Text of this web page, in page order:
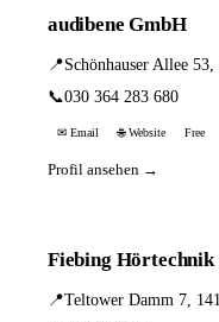
audibene GmbH
📍Schönhauser Allee
📞030 364 283 680
✉ Email 🌐 Website Free
Profil ansehen →
Fiebing Hörtechnik
📍Teltower Damm 7,